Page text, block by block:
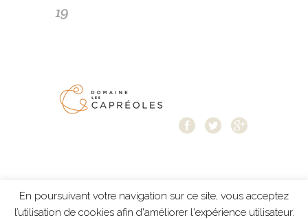
19
-Protection des données
En poursuivant votre navigation sur ce site, vous acceptez
l’utilisation de cookies afin d'améliorer l'expérience utilisateur.